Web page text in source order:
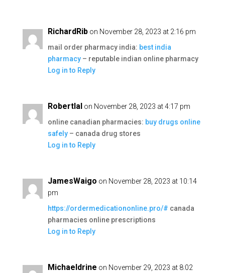
RichardRib on November 28, 2023 at 2:16 pm
mail order pharmacy india: best india
pharmacy– reputable indian online pharmacy
Log in to Reply
Robertlal on November 28, 2023 at 4:17 pm
online canadian pharmacies: buy drugs online
safely– canada drug stores
Log in to Reply
JamesWaigo on November 28, 2023 at 10:14
pm
https://ordermedicationonline.pro/# canada
pharmacies online prescriptions
Log in to Reply
Michaeldrine on November 29, 2023 at 8:02